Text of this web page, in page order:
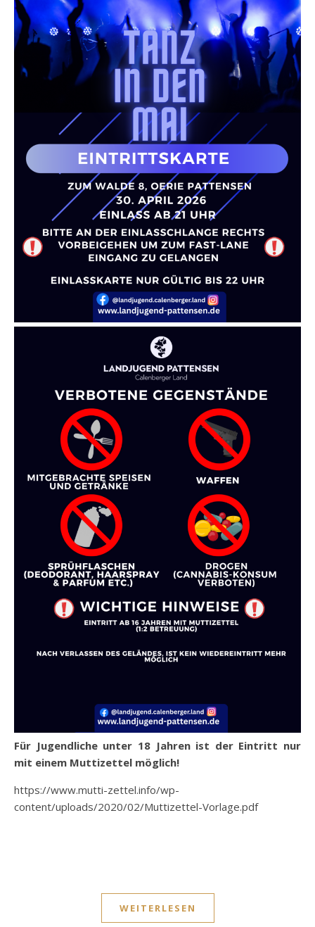
Für Jugendliche unter 18 Jahren ist der Eintritt nur
mit einem Muttizettel möglich!
https://www.mutti-zettel.info/wp-
content/uploads/2020/02/Muttizettel-Vorlage.pdf
WEITERLESEN